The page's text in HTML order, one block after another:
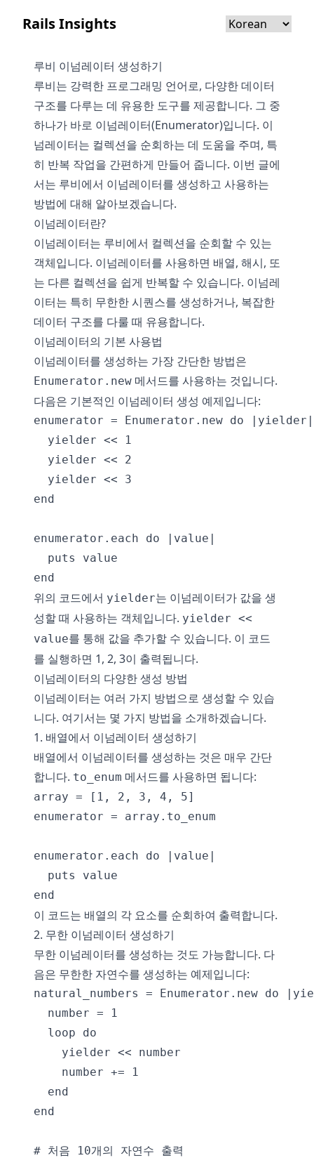
Rails Insights
루비 이넘레이터 생성하기
루비는 강력한 프로그래밍 언어로, 다양한 데이터
구조를 다루는 데 유용한 도구를 제공합니다. 그 중
하나가 바로 이넘레이터(Enumerator)입니다. 이
넘레이터는 컬렉션을 순회하는 데 도움을 주며, 특
히 반복 작업을 간편하게 만들어 줍니다. 이번 글에
서는 루비에서 이넘레이터를 생성하고 사용하는
방법에 대해 알아보겠습니다.
이넘레이터란?
이넘레이터는 루비에서 컬렉션을 순회할 수 있는
객체입니다. 이넘레이터를 사용하면 배열, 해시, 또
는 다른 컬렉션을 쉽게 반복할 수 있습니다. 이넘레
이터는 특히 무한한 시퀀스를 생성하거나, 복잡한
데이터 구조를 다룰 때 유용합니다.
이넘레이터의 기본 사용법
이넘레이터를 생성하는 가장 간단한 방법은
Enumerator.new 메서드를 사용하는 것입니다.
다음은 기본적인 이넘레이터 생성 예제입니다:
enumerator = Enumerator.new do |yielder|
  yielder << 1
  yielder << 2
  yielder << 3
end
enumerator.each do |value|
  puts value
위의 코드에서 yielder는 이넘레이터가 값을 생
성할 때 사용하는 객체입니다. yielder <<
value를 통해 값을 추가할 수 있습니다. 이 코드
를 실행하면 1, 2, 3이 출력됩니다.
이넘레이터의 다양한 생성 방법
이넘레이터는 여러 가지 방법으로 생성할 수 있습
니다. 여기서는 몇 가지 방법을 소개하겠습니다.
1. 배열에서 이넘레이터 생성하기
배열에서 이넘레이터를 생성하는 것은 매우 간단
합니다. to_enum 메서드를 사용하면 됩니다:
array = [1, 2, 3, 4, 5]
enumerator = array.to_enum
enumerator.each do |value|
  puts value
이 코드는 배열의 각 요소를 순회하여 출력합니다.
2. 무한 이넘레이터 생성하기
무한 이넘레이터를 생성하는 것도 가능합니다. 다
음은 무한한 자연수를 생성하는 예제입니다:
natural_numbers = Enumerator.new do
  number = 1
  loop do
    yielder << number
    number += 1
  end
end
# 처음 10개의 자연수 출력